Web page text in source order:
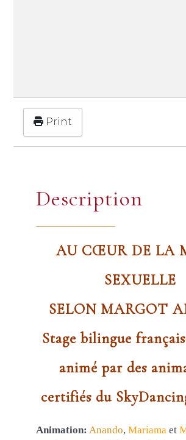
Print
Description
AU CŒUR DE LA
SEXUELLE
SELON MARGOT
Stage bilingue
animé par des
certifiés du
Animation: Anando, Mariama et